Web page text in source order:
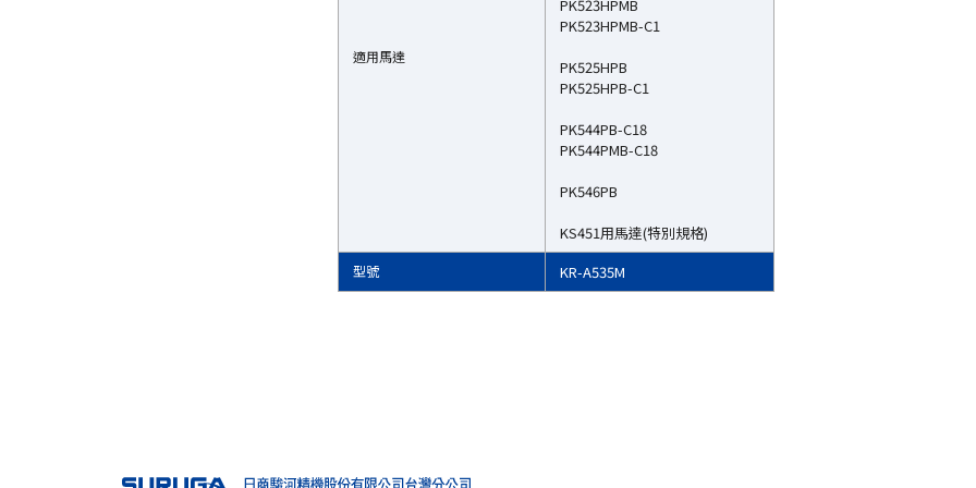
適用馬達
PK523HPMB
PK523HPMB-C1
PK525HPB
PK525HPB-C1
PK544PB-C18
PK544PMB-C18
PK546PB
KS451用馬達(特別規格)
型號 KR-A535M
適用馬達
型號